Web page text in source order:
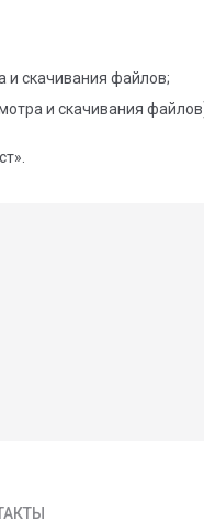
и скачивания файлов;
и скачивания